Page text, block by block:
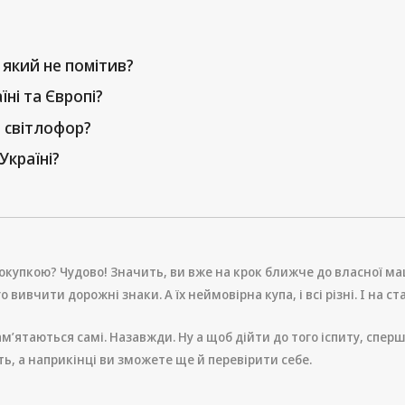
не помітив?
та Європі?
Чудово! Значить, ви вже на крок ближче до власної
дорожні знаки. А їх неймовірна купа, і всі різні. І на
самі. Назавжди. Ну а щоб дійти до того іспиту,
а наприкінці ви зможете ще й перевірити себе.